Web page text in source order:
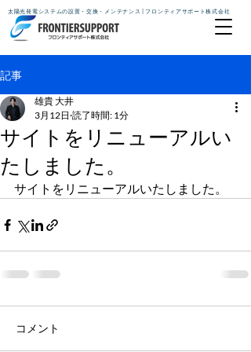
太陽光発電システムの設置・交換・メンテナンス | フロンティアサポート株式会社
記事
サイトをリニューアルい
たしました。
雄貴 大井
3月12日 読了時間: 1分
サイトをリニューアルいたしました。
コメント